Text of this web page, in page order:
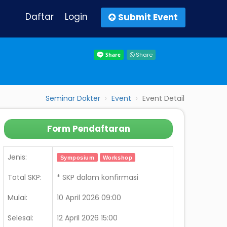
Submit Event
Login
Daftar
Share
Seminar Dokter Event Event Detail
Form Pendaftaran
Jenis: Symposium Workshop
Total SKP:
* SKP dalam konfirmasi
Mulai:
10 April 2026 09:00
Selesai:
12 April 2026 15:00